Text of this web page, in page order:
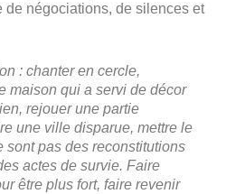
de négociations, de silences et
: chanter en cercle,
maison qui a servi de décor
rejouer une partie
une ville disparue, mettre le
pas des reconstitutions
actes de survie. Faire
être plus fort, faire revenir